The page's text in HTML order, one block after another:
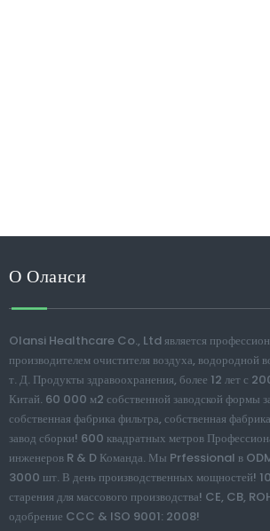
О Оланси
Olansi Healthcare Co., Ltd является
производителем очистителя воздуха, водородной
т. Д. Продукты здравоохранения, более 12 лет с
Китай. 60 000 м2 собственной заводской формы
собственная фабрика фильтра, собственная
завод сборки! 600 квадратных метров
инженеров R & D Команда. Мы Prfessional в
3000 шт. В день производственных мощностей!
старения для массового производства! CE, CB,
одобрение CCC & ISO 9001: 2008!